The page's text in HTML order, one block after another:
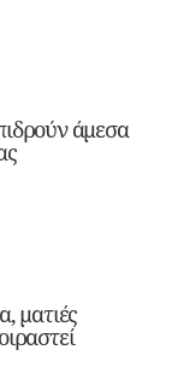
άμεσα
ματιές